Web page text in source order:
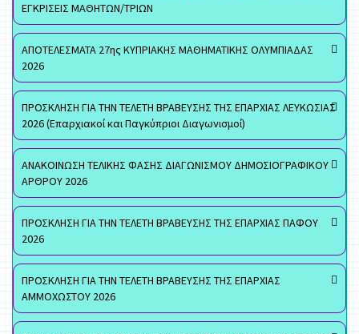
ΕΓΚΡΙΣΕΙΣ ΜΑΘΗΤΩΝ/ΤΡΙΩΝ
ΑΠΟΤΕΛΕΣΜΑΤΑ 27ης ΚΥΠΡΙΑΚΗΣ ΜΑΘΗΜΑΤΙΚΗΣ ΟΛΥΜΠΙΑΔΑΣ
2026
ΠΡΟΣΚΛΗΣΗ ΓΙΑ ΤΗΝ ΤΕΛΕΤΗ ΒΡΑΒΕΥΣΗΣ ΤΗΣ ΕΠΑΡΧΙΑΣ ΛΕΥΚΩΣΙΑΣ
2026 (Επαρχιακοί και Παγκύπριοι Διαγωνισμοί)
ΑΝΑΚΟΙΝΩΣΗ ΤΕΛΙΚΗΣ ΦΑΣΗΣ ΔΙΑΓΩΝΙΣΜΟΥ ΔΗΜΟΣΙΟΓΡΑΦΙΚΟΥ
ΑΡΘΡΟΥ 2026
ΠΡΟΣΚΛΗΣΗ ΓΙΑ ΤΗΝ ΤΕΛΕΤΗ ΒΡΑΒΕΥΣΗΣ ΤΗΣ ΕΠΑΡΧΙΑΣ ΠΑΦΟΥ
2026
ΠΡΟΣΚΛΗΣΗ ΓΙΑ ΤΗΝ ΤΕΛΕΤΗ ΒΡΑΒΕΥΣΗΣ ΤΗΣ ΕΠΑΡΧΙΑΣ
ΑΜΜΟΧΩΣΤΟΥ 2026